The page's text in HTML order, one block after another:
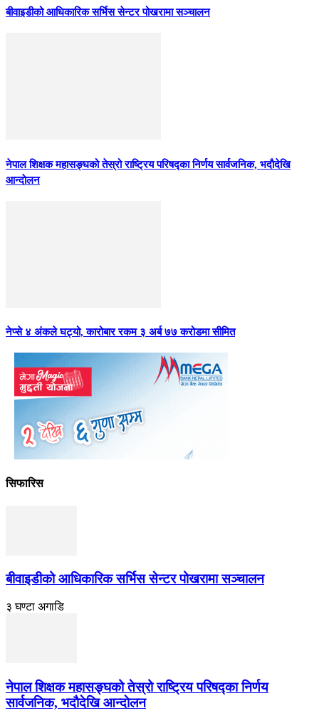
बीवाइडीको आधिकारिक सर्भिस सेन्टर पोखरामा सञ्चालन
नेपाल शिक्षक महासङ्घको तेस्रो राष्ट्रिय परिषद्का निर्णय सार्वजनिक, भदाैदेखि
आन्दाेलन
नेप्से ४ अंकले घट्यो, कारोबार रकम ३ अर्ब ७७ करोडमा सीमित
सिफारिस
बीवाइडीको आधिकारिक सर्भिस सेन्टर पोखरामा सञ्चालन
३ घण्टा अगाडि
नेपाल शिक्षक महासङ्घको तेस्रो राष्ट्रिय परिषद्का निर्णय
सार्वजनिक, भदाैदेखि आन्दाेलन